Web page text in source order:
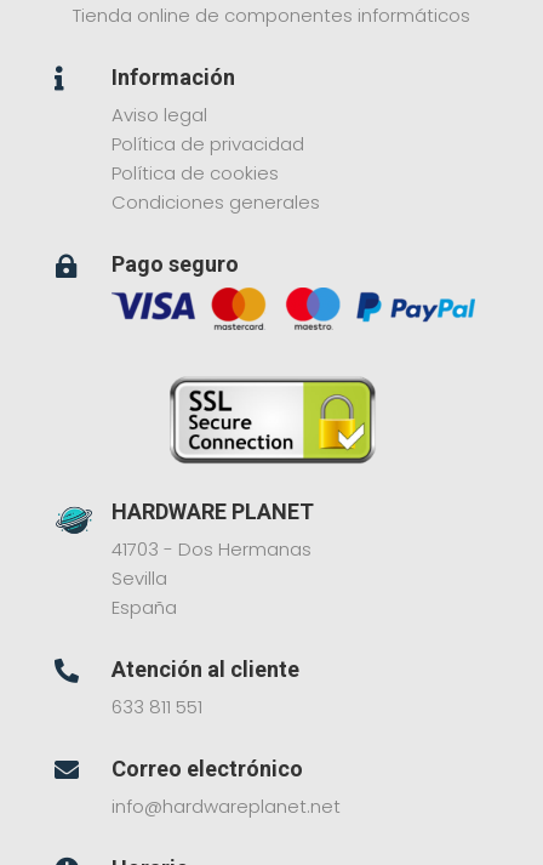
Tienda online de componentes informáticos

Información
Aviso legal
Política de privacidad
Política de cookies
Condiciones generales
 Pago seguro
HARDWARE PLANET
41703 - Dos Hermanas
Sevilla
España

Atención al cliente
633 811 551

Correo electrónico
info@hardwareplanet.net